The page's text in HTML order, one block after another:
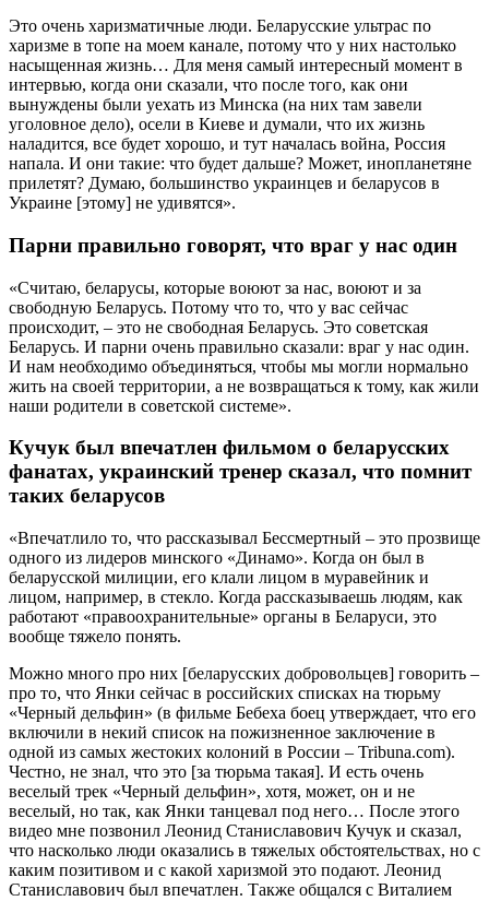
Это очень харизматичные люди. Беларусские ультрас по
харизме в топе на моем канале, потому что у них настолько
насыщенная жизнь… Для меня самый интересный момент в
интервью, когда они сказали, что после того, как они
вынуждены были уехать из Минска (на них там завели
уголовное дело), осели в Киеве и думали, что их жизнь
наладится, все будет хорошо, и тут началась война, Россия
напала. И они такие: что будет дальше? Может, инопланетяне
прилетят? Думаю, большинство украинцев и беларусов в
Украине [этому] не удивятся».
Парни правильно говорят, что враг у нас один
«Считаю, беларусы, которые воюют за нас, воюют и за
свободную Беларусь. Потому что то, что у вас сейчас
происходит, – это не свободная Беларусь. Это советская
Беларусь. И парни очень правильно сказали: враг у нас один.
И нам необходимо объединяться, чтобы мы могли нормально
жить на своей территории, а не возвращаться к тому, как жили
наши родители в советской системе».
Кучук был впечатлен фильмом о беларусских
фанатах, украинский тренер сказал, что помнит
таких беларусов
«Впечатлило то, что рассказывал Бессмертный – это прозвище
одного из лидеров минского «Динамо». Когда он был в
беларусской милиции, его клали лицом в муравейник и
лицом, например, в стекло. Когда рассказываешь людям, как
работают «правоохранительные» органы в Беларуси, это
вообще тяжело понять.
Можно много про них [беларусских добровольцев] говорить –
про то, что Янки сейчас в российских списках на тюрьму
«Черный дельфин» (в фильме Бебеха боец утверждает, что его
включили в некий список на пожизненное заключение в
одной из самых жестоких колоний в России – Tribuna.com).
Честно, не знал, что это [за тюрьма такая]. И есть очень
веселый трек «Черный дельфин», хотя, может, он и не
веселый, но так, как Янки танцевал под него… После этого
видео мне позвонил Леонид Станиславович Кучук и сказал,
что насколько люди оказались в тяжелых обстоятельствах, но с
каким позитивом и с какой харизмой это подают. Леонид
Станиславович был впечатлен. Также общался с Виталием